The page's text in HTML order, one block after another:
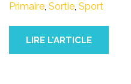
Primaire, Sortie, Sport
LIRE L'ARTICLE